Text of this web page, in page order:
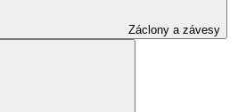
Záclony a závesy